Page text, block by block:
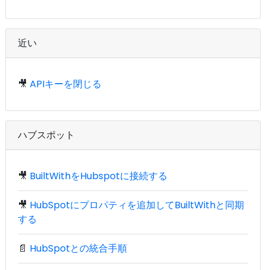
近い
🎥 APIキーを閉じる
ハブスポット
🎥 BuiltWithをHubspotに接続する
🎥 HubSpotにプロパティを追加してBuiltWithと同期
する
📄 HubSpotとの統合手順